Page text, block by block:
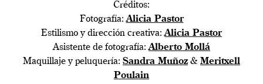
Créditos:
Fotografía:Alicia Pastor
Estilismo y dirección creativa:Alicia Pastor
Asistente de fotografía:Alberto Mollá
Maquillaje y peluquería: Sandra Muñoz& Meritxell
Poulain